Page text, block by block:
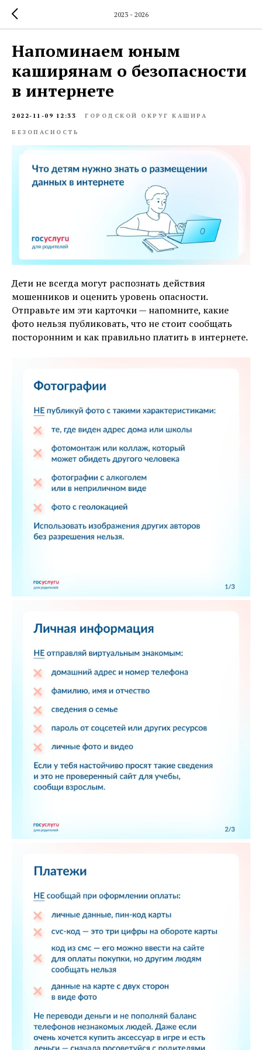
2023 - 2026
Напоминаем юным
каширянам о безопасности
в интернете
2022-11-09 12:33 ГОРОДСКОЙ ОКРУГ КАШИРА
БЕЗОПАСНОСТЬ
Дети не всегда могут распознать действия
мошенников и оценить уровень опасности.
Отправьте им эти карточки — напомните, какие
фото нельзя публиковать, что не стоит сообщать
посторонним и как правильно платить в интернете.